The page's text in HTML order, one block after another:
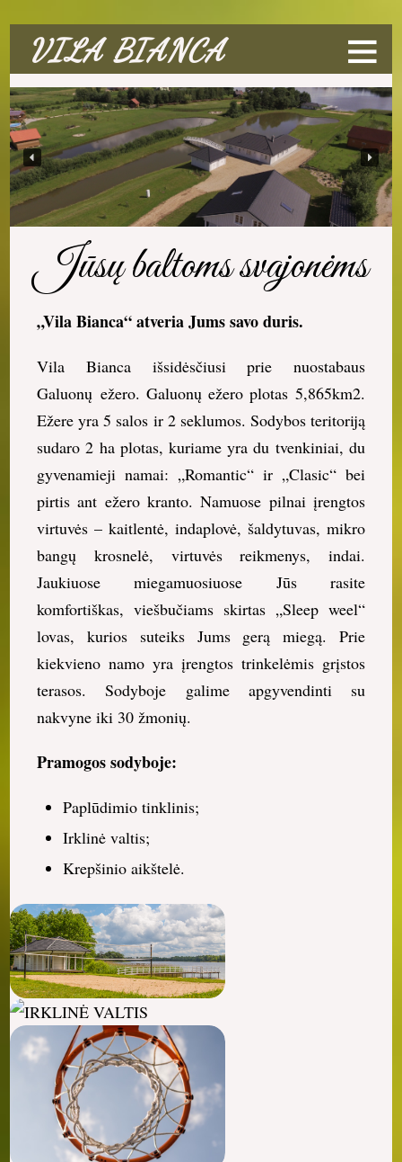
VILA BIANCA
Jūsų baltoms svajonėms
„Vila Bianca“ atveria Jums savo duris.
Vila Bianca išsidėsčiusi prie nuostabaus
Galuonų ežero. Galuonų ežero plotas 5,865km2.
Ežere yra 5 salos ir 2 seklumos. Sodybos teritoriją
sudaro 2 ha plotas, kuriame yra du tvenkiniai, du
gyvenamieji namai: „Romantic“ ir „Clasic“ bei
pirtis ant ežero kranto. Namuose pilnai įrengtos
virtuvės – kaitlentė, indaplovė, šaldytuvas, mikro
bangų krosnelė, virtuvės reikmenys, indai.
Jaukiuose miegamuosiuose Jūs rasite
komfortiškas, viešbučiams skirtas „Sleep weel“
lovas, kurios suteiks Jums gerą miegą. Prie
kiekvieno namo yra įrengtos trinkelėmis grįstos
terasos. Sodyboje galime apgyvendinti su
nakvyne iki 30 žmonių.
Pramogos sodyboje:
Paplūdimio tinklinis;
Irklinė valtis;
Krepšinio aikštelė.